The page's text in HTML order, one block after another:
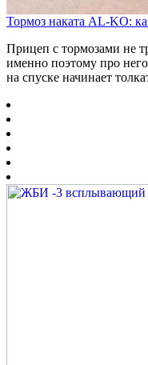
Тормоз наката AL-KO:
Прицеп с тормозами не
именно поэтому про
на спуске начинает